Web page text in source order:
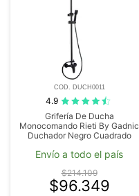
COD. DUCH0011
4.9
Grifería De Ducha
Monocomando Rieti By Gadnic
Duchador Negro Cuadrado
Envío a todo el país
$214.109
$96.349